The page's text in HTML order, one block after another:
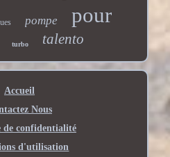
pompe pour
turbo talento
Accueil
Nous
de confidentialité
d'utilisation